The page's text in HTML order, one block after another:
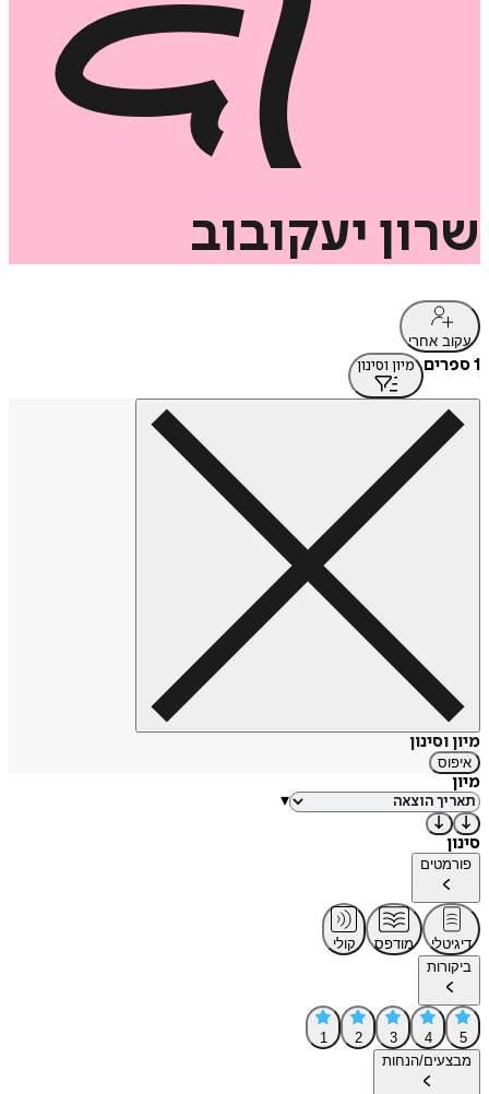
שרון יעקובוב
עקוב אחרי
1 ספרים מיון וסינון
מיון וסינון
איפוס
מיון
▾
סינון
פורמטים
דיגיטלי מודפס
קולי
ביקורות
5
4
3
2
1
מבצעים/הנחות